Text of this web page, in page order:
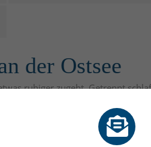
der Ostsee
ruhiger zugeht. Getrennt
gern um das zusätzliche
lässt sich diese Wohnung
erweitern.